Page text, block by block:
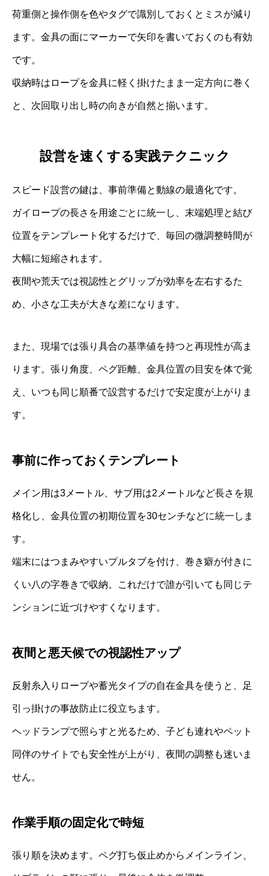
荷重側と操作側を色やタグで識別しておくとミスが減り
ます。金具の面にマーカーで矢印を書いておくのも有効
です。
収納時はロープを金具に軽く掛けたまま一定方向に巻く
と、次回取り出し時の向きが自然と揃います。
設営を速くする実践テクニック
スピード設営の鍵は、事前準備と動線の最適化です。
ガイロープの長さを用途ごとに統一し、末端処理と結び
位置をテンプレート化するだけで、毎回の微調整時間が
大幅に短縮されます。
夜間や荒天では視認性とグリップが効率を左右するた
め、小さな工夫が大きな差になります。
また、現場では張り具合の基準値を持つと再現性が高ま
ります。張り角度、ペグ距離、金具位置の目安を体で覚
え、いつも同じ順番で設営するだけで安定度が上がりま
す。
事前に作っておくテンプレート
メイン用は3メートル、サブ用は2メートルなど長さを規
格化し、金具位置の初期位置を30センチなどに統一しま
す。
端末にはつまみやすいプルタブを付け、巻き癖が付きに
くい八の字巻きで収納。これだけで誰が引いても同じテ
ンションに近づけやすくなります。
夜間と悪天候での視認性アップ
反射糸入りロープや蓄光タイプの自在金具を使うと、足
引っ掛けの事故防止に役立ちます。
ヘッドランプで照らすと光るため、子ども連れやペット
同伴のサイトでも安全性が上がり、夜間の調整も迷いま
せん。
作業手順の固定化で時短
張り順を決めます。ペグ打ち仮止めからメインライン、